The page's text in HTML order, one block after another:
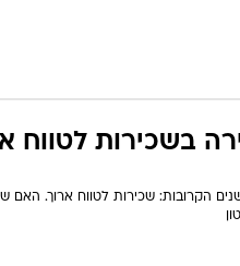
10 שנים בדירה בשכירות
הקרובות: שכירות לטווח ארוך. האם